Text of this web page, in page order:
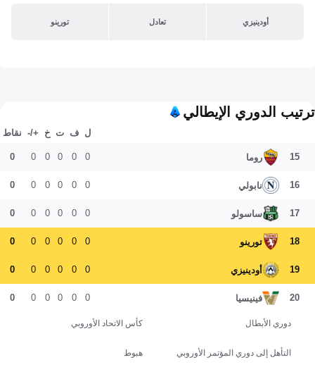
أودينيزي تعادل تورينو
ترتيب الدوري الإيطالي
ل ف ت خ +/- نقاط
15 روما 0
0
0
0
0
0
16 نابولي 0
0
0
0
0
0
17 ساسولو 0
0
0
0
0
0
18 تورينو 0
0
0
0
0
0
19 أودينيزي 0
0
0
0
0
0
20 فينيسيا 0
0
0
0
0
0
دوري الأبطال كأس الاتحاد الأوروبي
التأهل إلى دوري المؤتمر الأوروبي هبوط